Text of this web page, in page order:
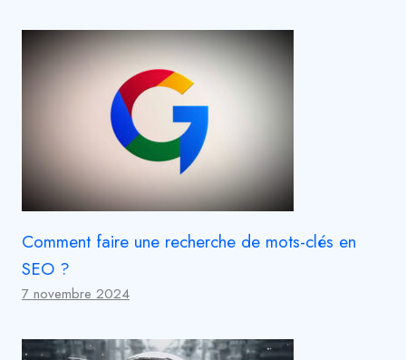
Comment faire une recherche de mots-clés en
SEO ?
7 novembre 2024